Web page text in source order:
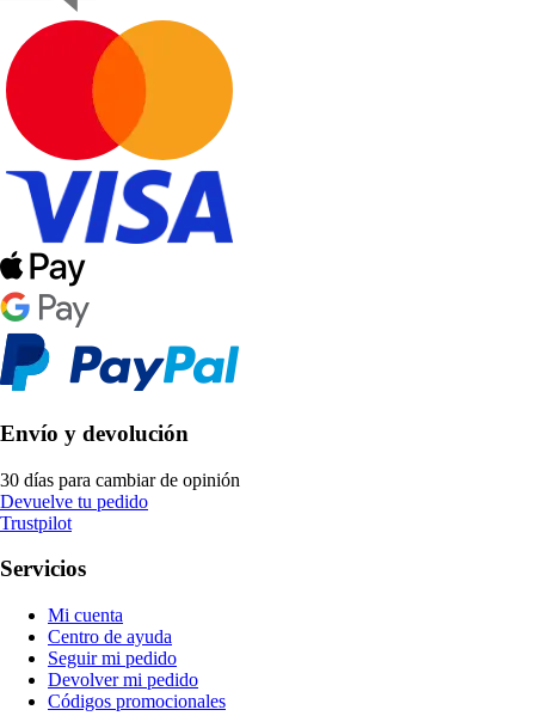
Envío y devolución
30 días para cambiar de opinión
Devuelve tu pedido
Trustpilot
Servicios
Mi cuenta
Centro de ayuda
Seguir mi pedido
Devolver mi pedido
Códigos promocionales